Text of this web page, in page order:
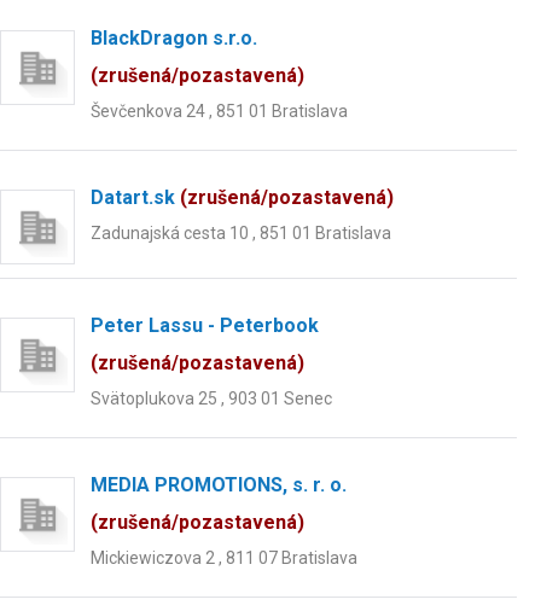
BlackDragon s.r.o.
(zrušená/pozastavená)
Ševčenkova 24 , 851 01 Bratislava
Datart.sk (zrušená/pozastavená)
Zadunajská cesta 10 , 851 01 Bratislava
Peter Lassu - Peterbook
(zrušená/pozastavená)
Svätoplukova 25 , 903 01 Senec
MEDIA PROMOTIONS, s. r. o.
(zrušená/pozastavená)
Mickiewiczova 2 , 811 07 Bratislava